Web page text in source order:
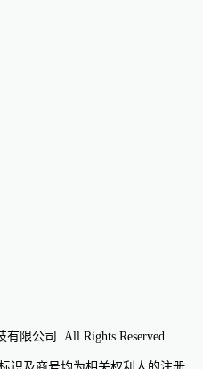
限公司. All Rights Reserved.